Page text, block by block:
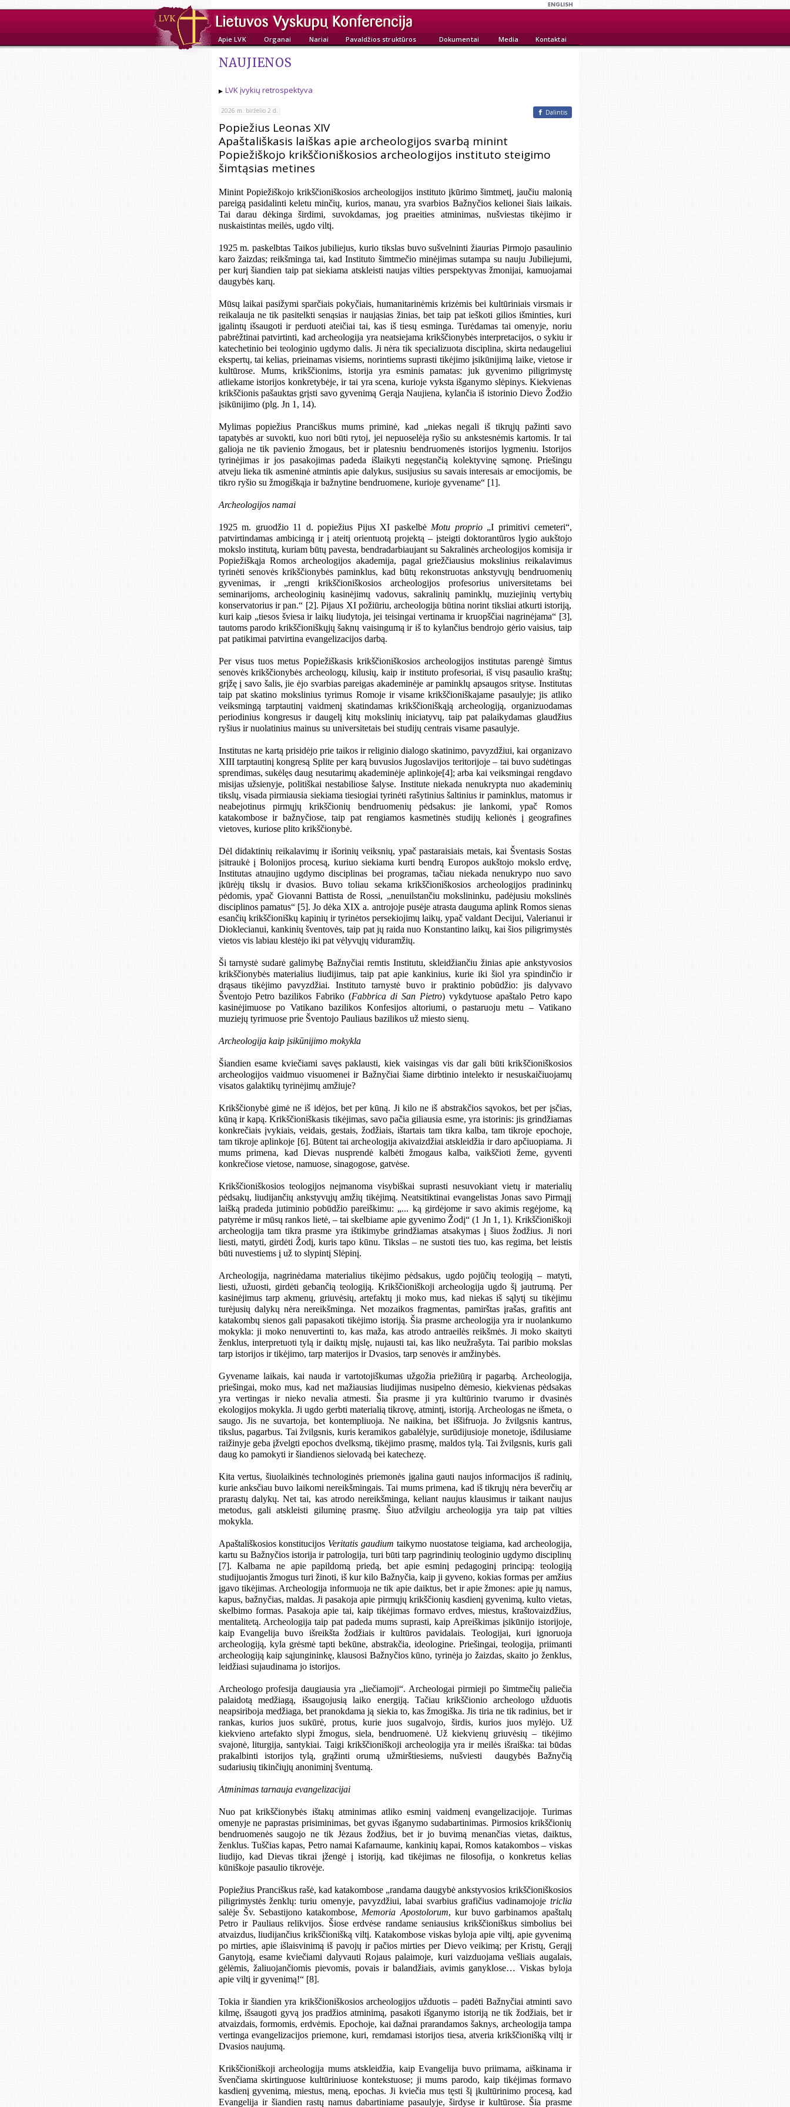
Apie LVK Organai Nariai Pavaldžios struktūros Dokumentai Media Kontaktai
NAUJIENOS
LVK įvykių retrospektyva
Dalintis
2026 m. birželio 2 d.
Popiežius Leonas XIV
Apaštališkasis laiškas apie archeologijos svarbą minint
Popiežiškojo krikščioniškosios archeologijos instituto steigimo
šimtąsias metines
Minint Popiežiškojo krikščioniškosios archeologijos instituto įkūrimo šimtmetį, jaučiu malonią
pareigą pasidalinti keletu minčių, kurios, manau, yra svarbios Bažnyčios kelionei šiais laikais.
Tai darau dėkinga širdimi, suvokdamas, jog praeities atminimas, nušviestas tikėjimo ir
nuskaistintas meilės, ugdo viltį.
1925 m. paskelbtas Taikos jubiliejus, kurio tikslas buvo sušvelninti žiaurias Pirmojo pasaulinio
karo žaizdas; reikšminga tai, kad Instituto šimtmečio minėjimas sutampa su nauju Jubiliejumi,
per kurį šiandien taip pat siekiama atskleisti naujas vilties perspektyvas žmonijai, kamuojamai
daugybės karų.
Mūsų laikai pasižymi sparčiais pokyčiais, humanitarinėmis krizėmis bei kultūriniais virsmais ir
reikalauja ne tik pasitelkti senąsias ir naująsias žinias, bet taip pat ieškoti gilios išminties, kuri
įgalintų išsaugoti ir perduoti ateičiai tai, kas iš tiesų esminga. Turėdamas tai omenyje, noriu
pabrėžtinai patvirtinti, kad archeologija yra neatsiejama krikščionybės interpretacijos, o sykiu ir
katechetinio bei teologinio ugdymo dalis. Ji nėra tik specializuota disciplina, skirta nedaugeliui
ekspertų, tai kelias, prieinamas visiems, norintiems suprasti tikėjimo įsikūnijimą laike, vietose ir
kultūrose. Mums, krikščionims, istorija yra esminis pamatas: juk gyvenimo piligrimystę
atliekame istorijos konkretybėje, ir tai yra scena, kurioje vyksta išganymo slėpinys. Kiekvienas
krikščionis pašauktas grįsti savo gyvenimą Gerąja Naujiena, kylančia iš istorinio Dievo Žodžio
įsikūnijimo (plg. Jn 1, 14).
Mylimas popiežius Pranciškus mums priminė, kad „niekas negali iš tikrųjų pažinti savo
tapatybės ar suvokti, kuo nori būti rytoj, jei nepuoselėja ryšio su ankstesnėmis kartomis. Ir tai
galioja ne tik pavienio žmogaus, bet ir platesniu bendruomenės istorijos lygmeniu. Istorijos
tyrinėjimas ir jos pasakojimas padeda išlaikyti negęstančią kolektyvinę sąmonę. Priešingu
atveju lieka tik asmeninė atmintis apie dalykus, susijusius su savais interesais ar emocijomis, be
tikro ryšio su žmogiškąja ir bažnytine bendruomene, kurioje gyvename“ [1].
Archeologijos namai
1925 m. gruodžio 11 d. popiežius Pijus XI paskelbė Motu proprio„I primitivi cemeteri“,
patvirtindamas ambicingą ir į ateitį orientuotą projektą – įsteigti doktorantūros lygio aukštojo
mokslo institutą, kuriam būtų pavesta, bendradarbiaujant su Sakralinės archeologijos komisija ir
Popiežiškąja Romos archeologijos akademija, pagal griežčiausius mokslinius reikalavimus
tyrinėti senovės krikščionybės paminklus, kad būtų rekonstruotas ankstyvųjų bendruomenių
gyvenimas, ir „rengti krikščioniškosios archeologijos profesorius universitetams bei
seminarijoms, archeologinių kasinėjimų vadovus, sakralinių paminklų, muziejinių vertybių
konservatorius ir pan.“ [2]. Pijaus XI požiūriu, archeologija būtina norint tiksliai atkurti istoriją,
kuri kaip „tiesos šviesa ir laikų liudytoja, jei teisingai vertinama ir kruopščiai nagrinėjama“ [3],
tautoms parodo krikščioniškųjų šaknų vaisingumą ir iš to kylančius bendrojo gėrio vaisius, taip
pat patikimai patvirtina evangelizacijos darbą.
Per visus tuos metus Popiežiškasis krikščioniškosios archeologijos institutas parengė šimtus
senovės krikščionybės archeologų, kilusių, kaip ir instituto profesoriai, iš visų pasaulio kraštų;
grįžę į savo šalis, jie ėjo svarbias pareigas akademinėje ar paminklų apsaugos srityse. Institutas
taip pat skatino mokslinius tyrimus Romoje ir visame krikščioniškajame pasaulyje; jis atliko
veiksmingą tarptautinį vaidmenį skatindamas krikščioniškąją archeologiją, organizuodamas
periodinius kongresus ir daugelį kitų mokslinių iniciatyvų, taip pat palaikydamas glaudžius
ryšius ir nuolatinius mainus su universitetais bei studijų centrais visame pasaulyje.
Institutas ne kartą prisidėjo prie taikos ir religinio dialogo skatinimo, pavyzdžiui, kai organizavo
XIII tarptautinį kongresą Splite per karą buvusios Jugoslavijos teritorijoje – tai buvo sudėtingas
sprendimas, sukėlęs daug nesutarimų akademinėje aplinkoje[4]; arba kai veiksmingai rengdavo
misijas užsienyje, politiškai nestabiliose šalyse. Institute niekada nenukrypta nuo akademinių
tikslų, visada pirmiausia siekiama tiesiogiai tyrinėti rašytinius šaltinius ir paminklus, matomus ir
neabejotinus pirmųjų krikščionių bendruomenių pėdsakus: jie lankomi, ypač Romos
katakombose ir bažnyčiose, taip pat rengiamos kasmetinės studijų kelionės į geografines
vietoves, kuriose plito krikščionybė.
Dėl didaktinių reikalavimų ir išorinių veiksnių, ypač pastaraisiais metais, kai Šventasis Sostas
įsitraukė į Bolonijos procesą, kuriuo siekiama kurti bendrą Europos aukštojo mokslo erdvę,
Institutas atnaujino ugdymo disciplinas bei programas, tačiau niekada nenukrypo nuo savo
įkūrėjų tikslų ir dvasios. Buvo toliau sekama
krikščioniškosios archeologijos pradininkų
pėdomis, ypač Giovanni Battista de Rossi, „nenuilstančiu mokslininku, padėjusiu mokslinės
disciplinos pamatus“ [5]. Jo dėka XIX a. antrojoje pusėje atrasta dauguma aplink Romos sienas
esančių krikščioniškų kapinių ir tyrinėtos persekiojimų laikų, ypač valdant Decijui, Valerianui ir
Dioklecianui, kankinių šventovės, taip pat jų raida nuo Konstantino laikų, kai šios piligrimystės
vietos vis labiau klestėjo iki pat vėlyvųjų viduramžių.
Ši tarnystė sudarė galimybę Bažnyčiai remtis Institutu, skleidžiančiu žinias apie ankstyvosios
krikščionybės materialius liudijimus, taip pat apie kankinius, kurie iki šiol yra spindinčio ir
drąsaus tikėjimo pavyzdžiai. Instituto tarnystė buvo ir praktinio pobūdžio: jis dalyvavo
Šventojo Petro bazilikos Fabriko (Fabbrica di San Pietro) vykdytuose apaštalo Petro kapo
kasinėjimuose po Vatikano bazilikos Konfesijos altoriumi, o pastaruoju metu – Vatikano
muziejų tyrimuose prie Šventojo Pauliaus bazilikos už miesto sienų.
Archeologija kaip įsikūnijimo mokykla
Šiandien esame kviečiami savęs paklausti, kiek vaisingas vis dar gali būti krikščioniškosios
archeologijos vaidmuo visuomenei ir Bažnyčiai šiame dirbtinio intelekto ir nesuskaičiuojamų
visatos galaktikų tyrinėjimų amžiuje?
Krikščionybė gimė ne iš idėjos, bet per kūną. Ji kilo ne iš abstrakčios sąvokos, bet per įsčias,
kūną ir kapą. Krikščioniškasis tikėjimas, savo pačia giliausia esme, yra istorinis: jis grindžiamas
konkrečiais įvykiais, veidais, gestais, žodžiais, ištartais tam tikra kalba, tam tikroje epochoje,
tam tikroje aplinkoje [6]. Būtent tai archeologija akivaizdžiai atskleidžia ir daro apčiuopiama. Ji
mums primena, kad Dievas nusprendė kalbėti žmogaus kalba, vaikščioti žeme, gyventi
konkrečiose vietose, namuose, sinagogose, gatvėse.
Krikščioniškosios teologijos neįmanoma visybiškai suprasti nesuvokiant vietų ir materialių
pėdsakų, liudijančių ankstyvųjų amžių tikėjimą. Neatsitiktinai evangelistas Jonas savo Pirmąjį
laišką pradeda jutiminio pobūdžio pareiškimu: „... ką girdėjome ir savo akimis regėjome, ką
patyrėme ir mūsų rankos lietė, – tai skelbiame apie gyvenimo Žodį“ (1 Jn 1, 1). Krikščioniškoji
archeologija tam tikra prasme yra ištikimybe grindžiamas atsakymas į šiuos žodžius. Ji nori
liesti, matyti, girdėti Žodį, kuris tapo kūnu. Tikslas – ne sustoti ties tuo, kas regima, bet leistis
būti nuvestiems į už to slypintį Slėpinį.
Archeologija, nagrinėdama materialius tikėjimo pėdsakus, ugdo pojūčių teologiją – matyti,
liesti, užuosti, girdėti gebančią teologiją. Krikščioniškoji archeologija ugdo šį jautrumą. Per
kasinėjimus tarp akmenų, griuvėsių, artefaktų ji moko mus, kad niekas iš sąlytį su tikėjimu
turėjusių dalykų nėra nereikšminga. Net mozaikos fragmentas, pamirštas įrašas, grafitis ant
katakombų sienos gali papasakoti tikėjimo istoriją. Šia prasme archeologija yra ir nuolankumo
mokykla: ji moko nenuvertinti to, kas maža, kas atrodo antraeilės reikšmės. Ji moko skaityti
ženklus, interpretuoti tylą ir daiktų mįslę, nujausti tai, kas liko neužrašyta. Tai paribio mokslas
tarp istorijos ir tikėjimo, tarp materijos ir Dvasios, tarp senovės ir amžinybės.
Gyvename laikais, kai nauda ir vartotojiškumas užgožia priežiūrą ir pagarbą. Archeologija,
priešingai, moko mus, kad net mažiausias liudijimas nusipelno dėmesio, kiekvienas pėdsakas
yra vertingas ir nieko nevalia atmesti. Šia prasme ji yra kultūrinio tvarumo ir dvasinės
ekologijos mokykla. Ji ugdo gerbti materialią tikrovę, atmintį, istoriją. Archeologas ne išmeta, o
saugo. Jis ne suvartoja, bet kontempliuoja. Ne naikina, bet iššifruoja. Jo žvilgsnis kantrus,
tikslus, pagarbus. Tai žvilgsnis, kuris keramikos gabalėlyje, surūdijusioje monetoje, išdilusiame
raižinyje geba įžvelgti epochos dvelksmą, tikėjimo prasmę, maldos tylą. Tai žvilgsnis, kuris gali
daug ko pamokyti ir šiandienos sielovadą bei katechezę.
Kita vertus, šiuolaikinės technologinės priemonės įgalina gauti naujos informacijos iš radinių,
kurie anksčiau buvo laikomi nereikšmingais. Tai mums primena, kad iš tikrųjų nėra beverčių ar
prarastų dalykų. Net tai, kas atrodo nereikšminga, keliant naujus klausimus ir taikant naujus
metodus, gali atskleisti giluminę prasmę. Šiuo atžvilgiu archeologija yra taip pat vilties
mokykla.
Apaštališkosios konstitucijos Veritatis gaudium taikymo nuostatose teigiama, kad archeologija,
kartu su Bažnyčios istorija ir patrologija, turi būti tarp pagrindinių teologinio ugdymo disciplinų
[7]. Kalbama ne apie papildomą priedą, bet apie esminį pedagoginį principą: teologiją
studijuojantis žmogus turi žinoti, iš kur kilo Bažnyčia, kaip ji gyveno, kokias formas per amžius
įgavo tikėjimas. Archeologija informuoja ne tik apie daiktus, bet ir apie žmones: apie jų namus,
kapus, bažnyčias, maldas. Ji pasakoja apie pirmųjų krikščionių kasdienį gyvenimą, kulto vietas,
skelbimo formas. Pasakoja apie tai, kaip tikėjimas formavo erdves, miestus, kraštovaizdžius,
mentalitetą. Archeologija taip pat padeda mums suprasti, kaip Apreiškimas įsikūnijo istorijoje,
kaip Evangelija buvo išreikšta žodžiais ir kultūros pavidalais. Teologijai, kuri ignoruoja
archeologiją, kyla grėsmė tapti bekūne, abstrakčia, ideologine. Priešingai, teologija, priimanti
archeologiją kaip sąjungininkę, klausosi Bažnyčios kūno, tyrinėja jo žaizdas, skaito jo ženklus,
leidžiasi sujaudinama jo istorijos.
Archeologo profesija daugiausia yra „liečiamoji“. Archeologai pirmieji po šimtmečių paliečia
palaidotą medžiagą, išsaugojusią laiko energiją. Tačiau krikščionio archeologo užduotis
neapsiriboja medžiaga, bet pranokdama ją siekia to, kas žmogiška. Jis tiria ne tik radinius, bet ir
rankas, kurios juos sukūrė, protus, kurie juos sugalvojo, širdis, kurios juos mylėjo. Už
kiekvieno artefakto slypi žmogus, siela, bendruomenė. Už kiekvienų griuvėsių – tikėjimo
svajonė, liturgija, santykiai. Taigi krikščioniškoji archeologija yra ir meilės išraiška: tai būdas
prakalbinti istorijos tylą, grąžinti orumą užmirštiesiems, nušviesti daugybės Bažnyčią
sudariusių tikinčiųjų anoniminį šventumą.
Atminimas tarnauja evangelizacijai
Nuo pat krikščionybės ištakų atminimas atliko esminį vaidmenį evangelizacijoje. Turimas
omenyje ne paprastas prisiminimas, bet gyvas išganymo sudabartinimas. Pirmosios krikščionių
bendruomenės saugojo ne tik Jėzaus žodžius, bet ir jo buvimą menančias vietas, daiktus,
ženklus. Tuščias kapas, Petro namai Kafarnaume, kankinių kapai, Romos katakombos – viskas
liudijo, kad Dievas tikrai įžengė į istoriją, kad tikėjimas ne filosofija, o konkretus kelias
kūniškoje pasaulio tikrovėje.
Popiežius Pranciškus rašė, kad katakombose „randama daugybė ankstyvosios krikščioniškosios
piligrimystės ženklų: turiu omenyje, pavyzdžiui, labai svarbius grafičius vadinamojoje triclia
salėje Šv. Sebastijono katakombose, Memoria Apostolorum, kur buvo garbinamos apaštalų
Petro ir Pauliaus relikvijos. Šiose erdvėse randame seniausius krikščioniškus simbolius bei
atvaizdus, liudijančius krikščionišką viltį. Katakombose viskas byloja apie viltį, apie gyvenimą
po mirties, apie išlaisvinimą iš pavojų ir pačios mirties per Dievo veikimą; per Kristų, Gerąjį
Ganytoją, esame kviečiami dalyvauti Rojaus palaimoje, kuri vaizduojama vešliais augalais,
gėlėmis, žaliuojančiomis pievomis, povais ir balandžiais, avimis ganyklose… Viskas byloja
apie viltį ir gyvenimą!“ [8].
Tokia ir šiandien yra krikščioniškosios archeologijos užduotis – padėti Bažnyčiai atminti savo
kilmę, išsaugoti gyvą jos pradžios atminimą, pasakoti išganymo istoriją ne tik žodžiais, bet ir
atvaizdais, formomis, erdvėmis. Epochoje, kai dažnai prarandamos šaknys, archeologija tampa
vertinga evangelizacijos priemone, kuri, remdamasi istorijos tiesa, atveria krikščionišką viltį ir
Dvasios naujumą.
Krikščioniškoji archeologija mums atskleidžia, kaip Evangelija buvo priimama, aiškinama ir
švenčiama skirtinguose kultūriniuose kontekstuose; ji mums parodo, kaip tikėjimas formavo
kasdienį gyvenimą, miestus, meną, epochas. Ji kviečia mus tęsti šį įkultūrinimo procesą, kad
Evangelija ir šiandien rastų namus dabartiniame pasaulyje, širdyse ir kultūrose. Šia prasme